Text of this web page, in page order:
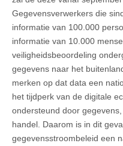
Gegevensverwerkers die
informatie van 100.000
informatie van 10.000
veiligheidsbeoordeling
gegevens naar het
merken op dat data een
het tijdperk van de digitale
ondersteund door
handel. Daarom is in dit
gegevensstroombeleid een